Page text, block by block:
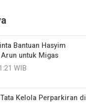
Bantuan Hasyim
untuk Migas
WIB
Kelola Perparkiran di